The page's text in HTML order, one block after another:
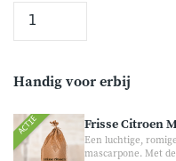
Handig voor erbij
ACTIE Frisse Citroen
Een luchtige,
mascarpone. Met